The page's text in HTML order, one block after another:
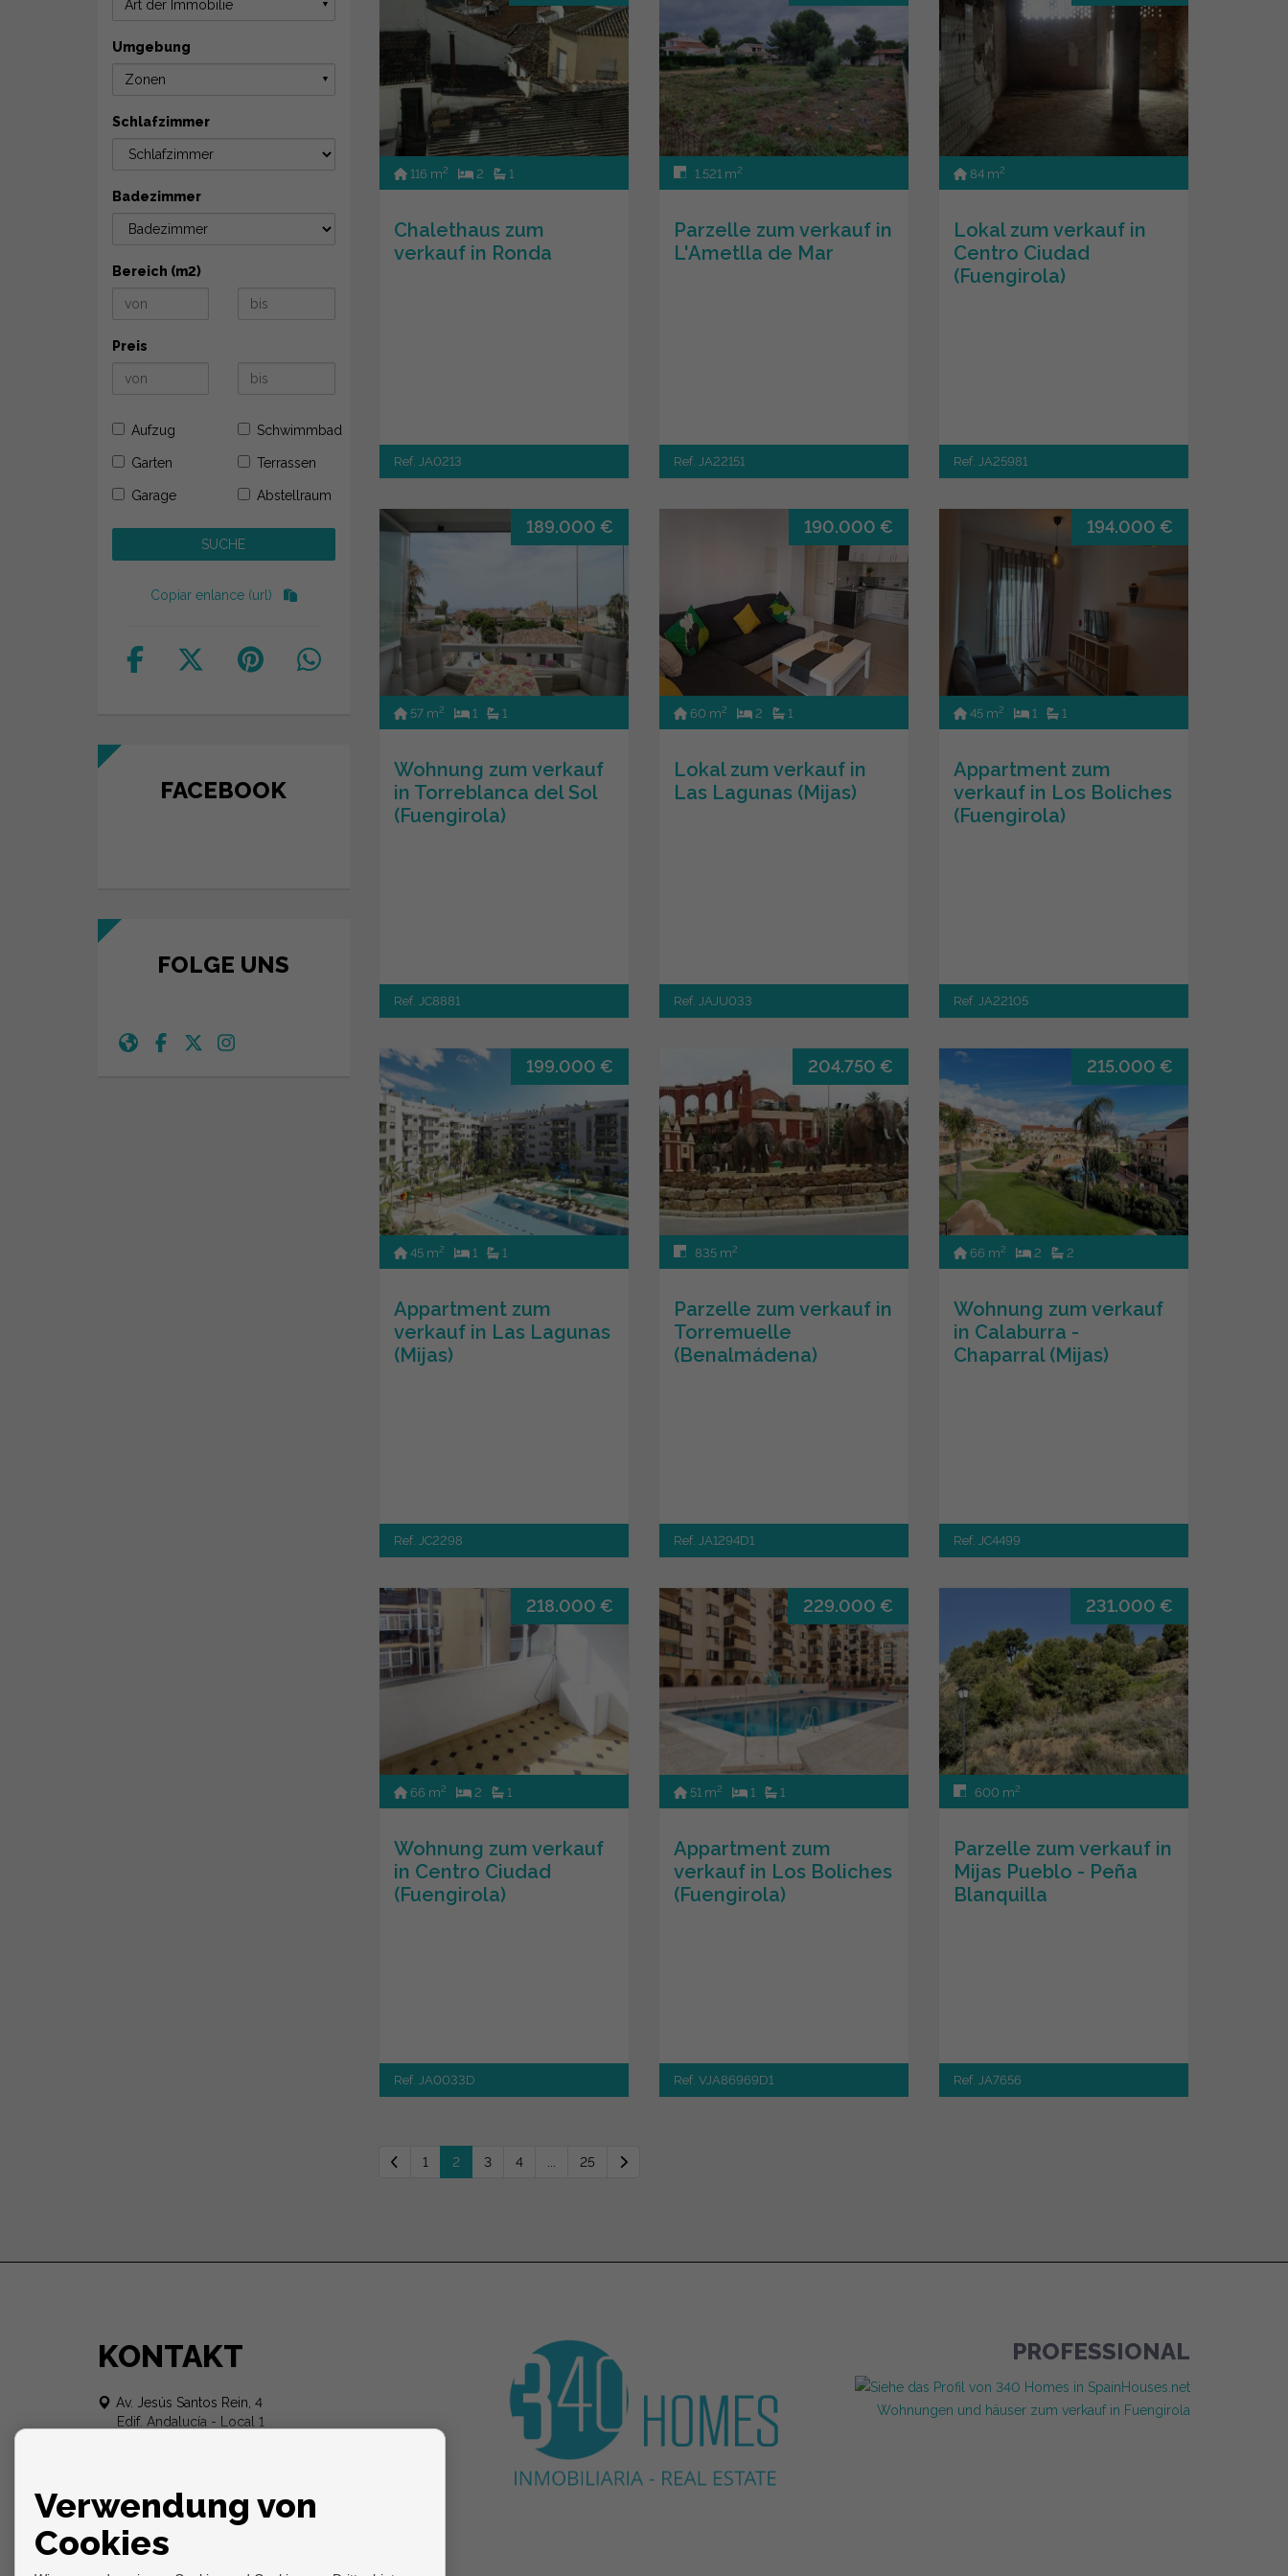
116 m2 2 1
Chalethaus zum
verkauf in Ronda
Ref. JA0213
1.521 m2
Parzelle zum verkauf in
L'Ametlla de Mar
Ref. JA22151
84 m2
Lokal zum verkauf in
Centro Ciudad
(Fuengirola)
Ref. JA25981
189.000 €
57 m2 1 1
Wohnung zum verkauf
in Torreblanca del Sol
(Fuengirola)
Ref. JC8881
190.000 €
60 m2 2 1
Lokal zum verkauf in
Las Lagunas (Mijas)
Ref. JAJU033
194.000 €
45 m2 1 1
Appartment zum
verkauf in Los Boliches
(Fuengirola)
Ref. JA22105
199.000 €
45 m2 1 1
Appartment zum
verkauf in Las Lagunas
(Mijas)
Ref. JC2298
204.750 €
835 m2
Parzelle zum verkauf in
Torremuelle
(Benalmádena)
Ref. JA1294D1
215.000 €
66 m2 2 2
Wohnung zum verkauf
in Calaburra -
Chaparral (Mijas)
Ref. JC4499
218.000 €
66 m2 2 1
Wohnung zum verkauf
in Centro Ciudad
(Fuengirola)
Ref. JA0033D
229.000 €
51 m2 1 1
Appartment zum
verkauf in Los Boliches
(Fuengirola)
Ref. VJA86969D1
231.000 €
600 m2
Parzelle zum verkauf in
Mijas Pueblo - Peña
Blanquilla
Ref. JA7656
1 2 3 4 ... 25
Art der Immobilie ▼
Umgebung
Zonen ▼
Schlafzimmer
Badezimmer
Bereich (m2)
Preis
Aufzug Schwimmbad
Garten Terrassen
Garage Abstellraum
Copiar enlance (url)
FACEBOOK
FOLGE UNS
KONTAKT
Av. Jesús Santos Rein, 4
Edif. Andalucía - Local 1
PROFESSIONAL
Wohnungen und häuser zum verkauf in Fuengirola
Verwendung von
Cookies